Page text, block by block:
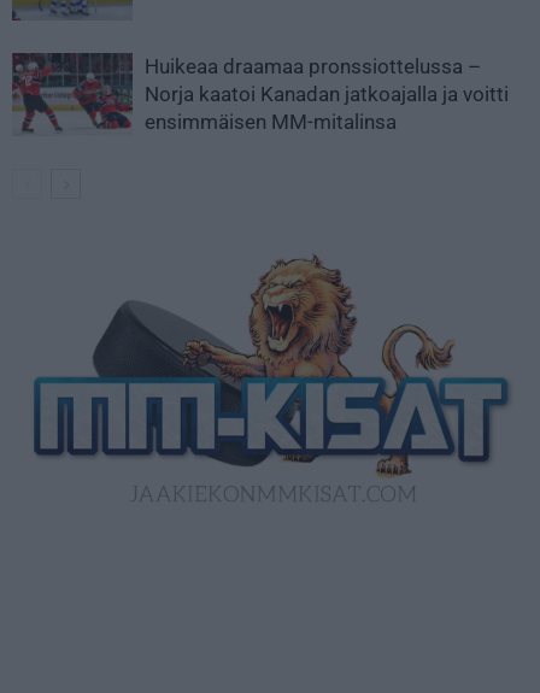
Huikeaa draamaa pronssiottelussa –
Norja kaatoi Kanadan jatkoajalla ja voitti
ensimmäisen MM-mitalinsa